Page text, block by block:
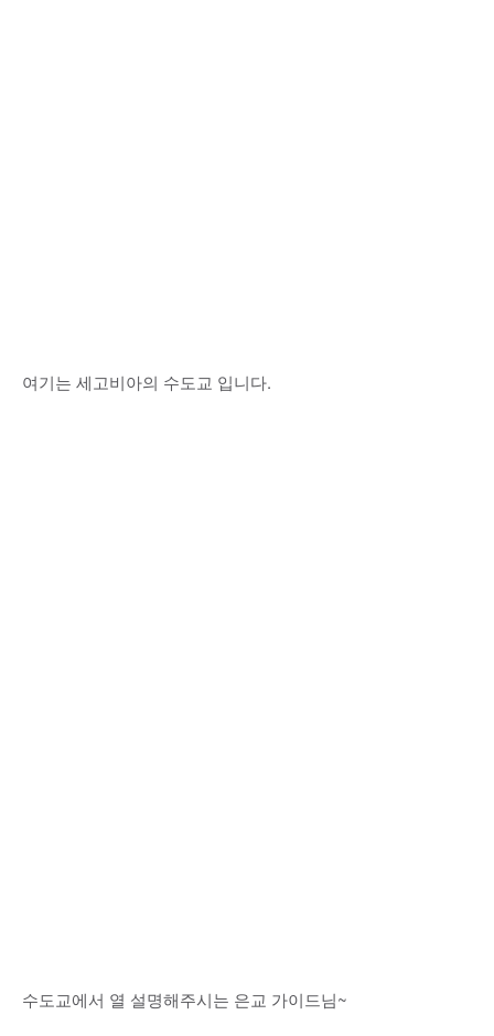
여기는 세고비아의 수도교 입니다.
수도교에서 열 설명해주시는 은교 가이드님~